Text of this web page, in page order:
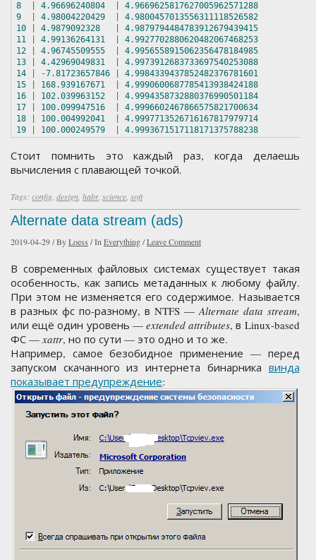
8
4.96696240804
4.9669625817627005962571288
9
4.98004220429
4.9800457013556311118526582
10
4.9879092328
4.9879794484783912679439415
11
4.99136264131
4.9927702880620482067468253
12
4.96745509555
4.9956558915062356478184985
13
4.42969049831
4.9973912683733697540253088
14
-7.81723657846
4.9984339437852482376781601
15
168.939167671
4.9990600687785413938424188
16
102.039963152
4.9994358732880376990501184
17
100.099947516
4.9996602467866575821700634
18
100.004992041
4.9997713526716167817979714
19
100.000249579 4.9993671517118171375788238
Стоит помнить это каждый раз, когда делаешь
вычисления с плавающей точкой.
Tags: config design habr, science soft
Alternate data stream (ads)
2019-04-29/ByLoess /In Everything/Leave Comment
В современных файловых системах существует такая
особенность, как запись метаданных к любому файлу.
При этом не изменяется его содержимое. Называется
в разных фс по-разному, в NTFS —Alternate data stream,
или ещё один уровень —extended attributes, в Linux-based
ФС —xattr, но по сути — это одно и то же.
Например, самое безобидное применение — перед
запуском скачанного из интернета бинарника винда
показывает предупреждение: